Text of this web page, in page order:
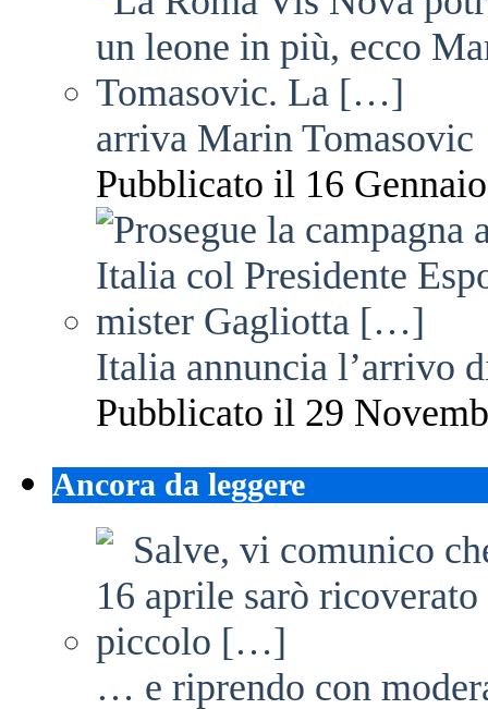
arriva Marin Tomasovic
Pubblicato il 16
Italia annuncia l’arrivo
Pubblicato il 29
Ancora da leggere
… e riprendo con